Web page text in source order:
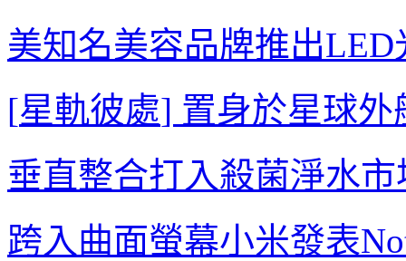
美知名美容品牌推出LED
[星軌彼處] 置身於星球
垂直整合打入殺菌淨水市
跨入曲面螢幕小米發表